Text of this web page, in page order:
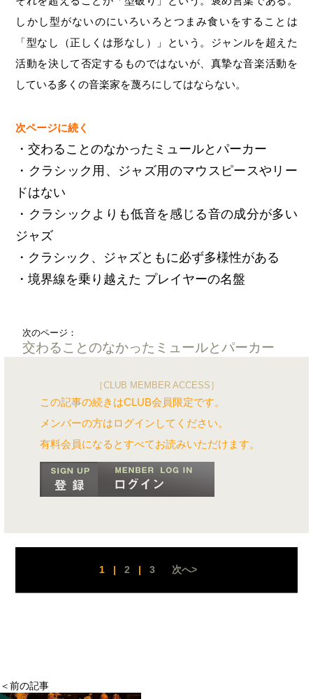
しかし型がないのにいろいろとつまみ食いをすることは
「型なし（正しくは形なし）」という。ジャンルを超えた
活動を決して否定するものではないが、真摯な音楽活動を
している多くの音楽家を蔑ろにしてはならない。
次ページに続く
・交わることのなかったミュールとパーカー
・クラシック用、ジャズ用のマウスピースやリー
ドはない
・クラシックよりも低音を感じる音の成分が多い
ジャズ
・クラシック、ジャズともに必ず多様性がある
・境界線を乗り越えた プレイヤーの名盤
次のページ：
交わることのなかったミュールとパーカー
［CLUB MEMBER ACCESS］
この記事の続きはCLUB会員限定です。
メンバーの方はログインしてください。
有料会員になるとすべてお読みいただけます。
1 | 2 | 3 次へ>
＜前の記事